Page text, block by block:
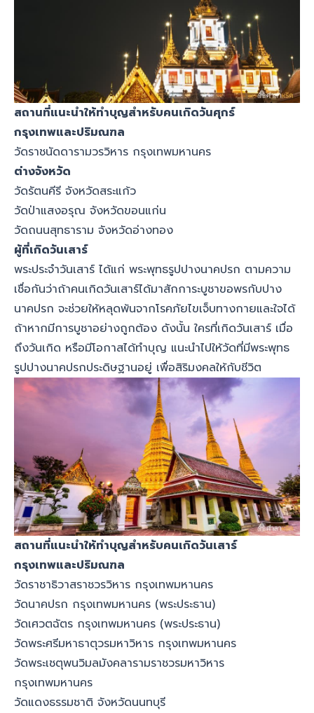
สถานที่แนะนำให้ทำบุญสำหรับคนเกิดวันศุกร์
กรุงเทพและปริมณฑล
วัดราชนัดดารามวรวิหาร กรุงเทพมหานคร
ต่างจังหวัด
วัดรัตนคีรี จังหวัดสระแก้ว
วัดป่าแสงอรุณ จังหวัดขอนแก่น
วัดถนนสุทธาราม จังหวัดอ่างทอง
ผู้ที่เกิดวันเสาร์
พระประจำวันเสาร์ ได้แก่ พระพุทธรูปปางนาคปรก ตามความ
เชื่อกันว่าถ้าคนเกิดวันเสาร์ได้มาสักการะบูชาขอพรกับปาง
นาคปรก จะช่วยให้หลุดพ้นจากโรคภัยไขเจ็บทางกายและใจได้
ถ้าหากมีการบูชาอย่างถูกต้อง ดังนั้น ใครที่เกิดวันเสาร์ เมื่อ
ถึงวันเกิด หรือมีโอกาสได้ทำบุญ แนะนำไปให้วัดที่มีพระพุทธ
รูปปางนาคปรกประดิษฐานอยู่ เพื่อสิริมงคลให้กับชีวิต
สถานที่แนะนำให้ทำบุญสำหรับคนเกิดวันเสาร์
กรุงเทพและปริมณฑล
วัดราชาธิวาสราชวรวิหาร กรุงเทพมหานคร
วัดนาคปรก กรุงเทพมหานคร (พระประธาน)
วัดเศวตฉัตร กรุงเทพมหานคร (พระประธาน)
วัดพระศรีมหาธาตุวรมหาวิหาร กรุงเทพมหานคร
วัดพระเชตุพนวิมลมังคลารามราชวรมหาวิหาร
กรุงเทพมหานคร
วัดแดงธรรมชาติ จังหวัดนนทบุรี